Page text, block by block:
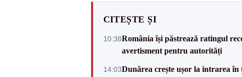
CITEȘTE ȘI
10:38România își păstrează ratingul
avertisment pentru autorități
14:03Dunărea crește ușor la intrarea